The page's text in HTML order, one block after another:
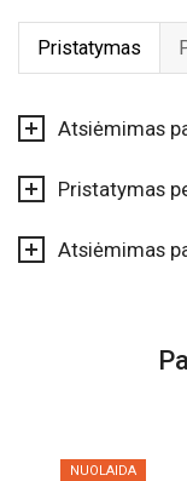
Pristatymas
Atsiėmimas
Pristatymas
Atsiėmimas
NUOLAIDA